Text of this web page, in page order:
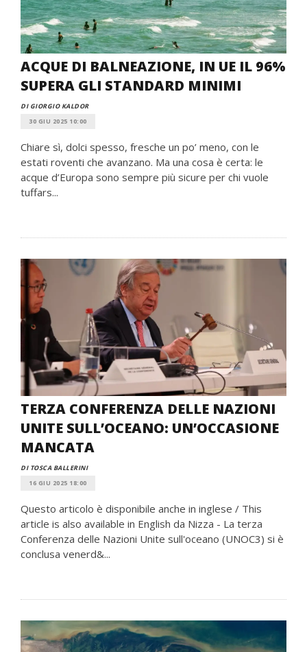
ACQUE DI BALNEAZIONE, IN UE IL 96%
SUPERA GLI STANDARD MINIMI
DI GIORGIO KALDOR
30 GIU 2025 10:00
Chiare sì, dolci spesso, fresche un po’ meno, con le
estati roventi che avanzano. Ma una cosa è certa: le
acque d’Europa sono sempre più sicure per chi vuole
tuffars...
TERZA CONFERENZA DELLE NAZIONI
UNITE SULL’OCEANO: UN’OCCASIONE
MANCATA
DI TOSCA BALLERINI
16 GIU 2025 18:00
Questo articolo è disponibile anche in inglese / This
article is also available in English da Nizza - La terza
Conferenza delle Nazioni Unite sull'oceano (UNOC3) si è
conclusa venerd&...